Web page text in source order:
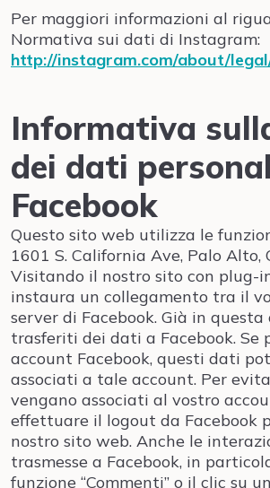
Per maggiori informazioni al
Normativa sui dati di Instagram:
http://instagram.com/about/
Informativa
dei dati
Facebook
Questo sito web utilizza le
1601 S. California Ave, Palo Alto,
Visitando il nostro sito con plug-
instaura un collegamento tra il
server di Facebook. Già in questa
trasferiti dei dati a Facebook. Se
account Facebook, questi dati
associati a tale account. Per
vengano associati al vostro
effettuare il logout da Facebook
nostro sito web. Anche le
trasmesse a Facebook, in
funzione “Commenti” o il clic su